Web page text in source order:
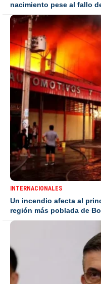
nacimiento pese al fallo
INTERNACIONALES
Un incendio afecta al
región más poblada de